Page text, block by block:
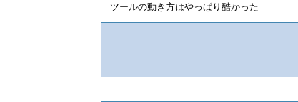
ツールの動き方はやっぱり酷かった